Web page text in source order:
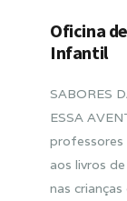
Oficina
Infantil
SABORES
ESSA
professores
aos livros
nas